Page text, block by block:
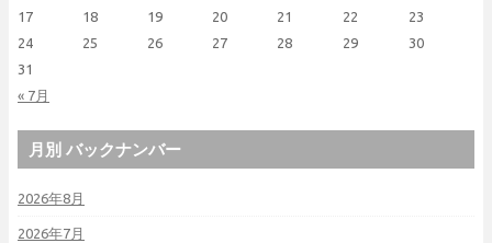
« 7月
17
18 19 20 21 22
23
24
25 26 27 28 29
30
31
月別 バックナンバー
2026年8月
2026年7月